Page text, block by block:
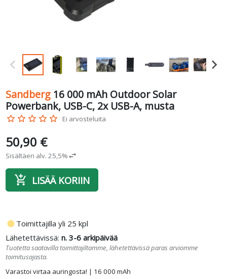
Sandberg 16 000 mAh Outdoor Solar
Powerbank, USB-C, 2x USB-A, musta
star_border star_border star_border star_border star_border Ei arvosteluita
Varastoi virtaa auringosta! | 16 000 mAh
50,90 €
Sisältäen alv. 25,5%swap_horiz
add_shopping_cart LISÄÄ KORIIN
fiber_manual_record Toimittajilla yli 25 kpl
Lähetettävissä:n. 3-6 arkipäivää
Tuotetta saatavilla toimittajiltamme, lähetettävissä paras arviomme
toimitusajasta.